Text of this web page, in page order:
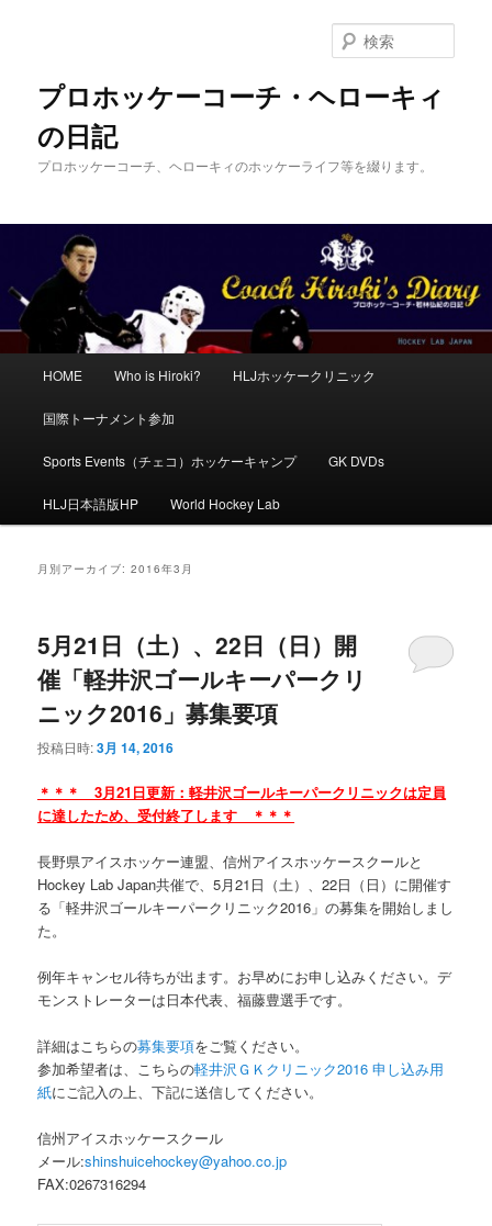
移
動
プロホッケーコーチ・ヘローキィ
の日記
プロホッケーコーチ、ヘローキィのホッケーライフ等を綴ります。
索
HOME Who is Hiroki? HLJホッケークリニック
国際トーナメント参加
Sports Events（チェコ）ホッケーキャンプ GK DVDs
HLJ日本語版HP World Hockey Lab
月別アーカイブ:2016年3月
5月21日（土）、22日（日）開
催「軽井沢ゴールキーパークリ
ニック2016」募集要項
投稿日時:3月 14, 2016
＊＊＊ 3月21日更新：軽井沢ゴールキーパークリニックは定員
に達したため、受付終了します ＊＊＊
長野県アイスホッケー連盟、信州アイスホッケースクールと
Hockey Lab Japan共催で、5月21日（土）、22日（日）に開催す
る「軽井沢ゴールキーパークリニック2016」の募集を開始しまし
た。
例年キャンセル待ちが出ます。お早めにお申し込みください。デ
モンストレーターは日本代表、福藤豊選手です。
詳細はこちらの募集要項をご覧ください。
参加希望者は、こちらの軽井沢ＧＫクリニック2016 申し込み用
紙にご記入の上、下記に送信してください。
信州アイスホッケースクール
メール:shinshuicehockey@yahoo.co.jp
FAX:0267316294